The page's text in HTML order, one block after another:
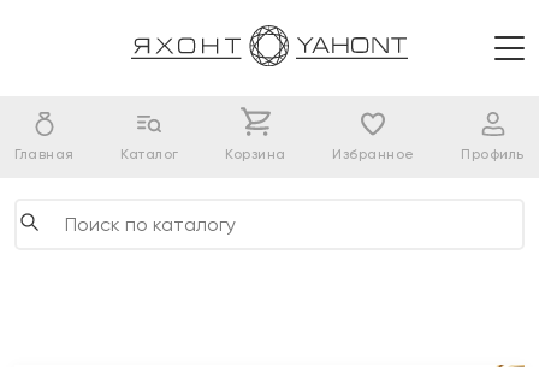
Главная Каталог Корзина Избранное Профиль